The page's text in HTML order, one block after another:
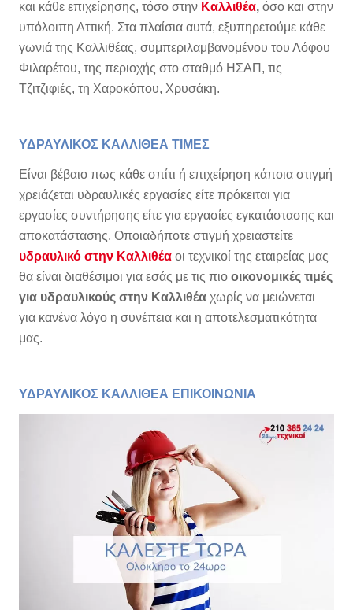
και κάθε επιχείρησης, τόσο στην Καλλιθέα, όσο και στην
υπόλοιπη Αττική. Στα πλαίσια αυτά, εξυπηρετούμε κάθε
γωνιά της Καλλιθέας, συμπεριλαμβανομένου του Λόφου
Φιλαρέτου, της περιοχής στο σταθμό ΗΣΑΠ, τις
Τζιτζιφιές, τη Χαροκόπου, Χρυσάκη.
ΥΔΡΑΥΛΙΚΟΣ ΚΑΛΛΙΘΕΑ ΤΙΜΕΣ
Είναι βέβαιο πως κάθε σπίτι ή επιχείρηση κάποια στιγμή
χρειάζεται υδραυλικές εργασίες είτε πρόκειται για
εργασίες συντήρησης είτε για εργασίες εγκατάστασης και
αποκατάστασης. Οποιαδήποτε στιγμή χρειαστείτε
υδραυλικό στην Καλλιθέα οι τεχνικοί της εταιρείας μας
θα είναι διαθέσιμοι για εσάς με τις πιο οικονομικές τιμές
για υδραυλικούς στην Καλλιθέα χωρίς να μειώνεται
για κανένα λόγο η συνέπεια και η αποτελεσματικότητα
μας.
ΥΔΡΑΥΛΙΚΟΣ ΚΑΛΛΙΘΕΑ ΕΠΙΚΟΙΝΩΝΙΑ